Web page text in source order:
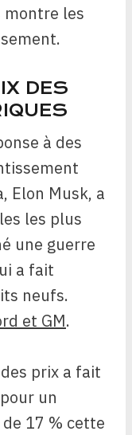
montre les
DES
à des
Elon Musk, a
les plus
une guerre
a fait
neufs.
et GM.
prix a fait
un
17 % cette